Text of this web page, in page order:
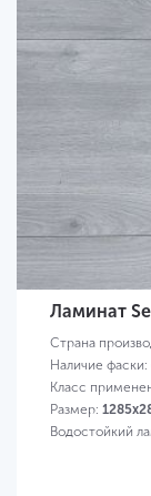
Ламинат
Страна
Наличие фаски:
Класс
Размер:
Водостойкий